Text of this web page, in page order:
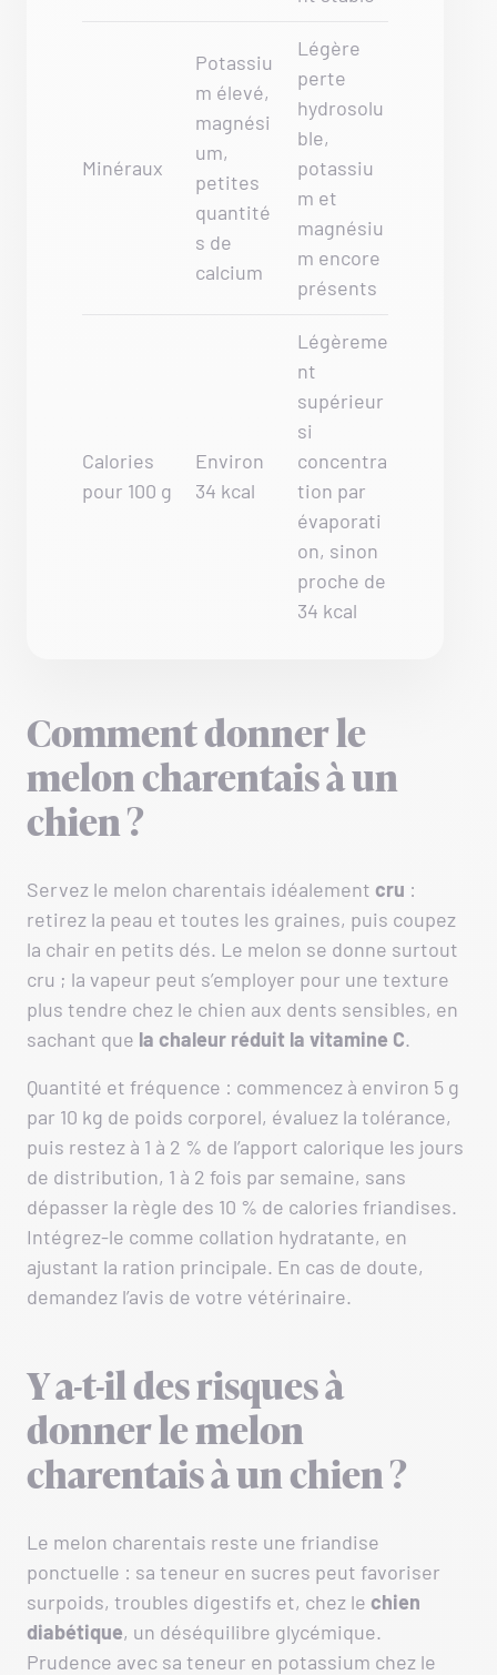
Minéraux
Potassiu
m élevé,
magnési
um,
petites
quantité
s de
calcium
Légère
perte
hydrosolu
ble,
potassiu
m et
magnésiu
m encore
présents
Calories
pour 100 g
Environ
34 kcal
Légèreme
nt
supérieur
si
concentra
tion par
évaporati
on, sinon
proche de
34 kcal
Comment donner le
melon charentais à un
chien ?
Servez le melon charentais idéalement cru :
retirez la peau et toutes les graines, puis coupez
la chair en petits dés. Le melon se donne surtout
cru ; la vapeur peut s’employer pour une texture
plus tendre chez le chien aux dents sensibles, en
sachant que la chaleur réduit la vitamine C.
Quantité et fréquence : commencez à environ 5 g
par 10 kg de poids corporel, évaluez la tolérance,
puis restez à 1 à 2 % de l’apport calorique les jours
de distribution, 1 à 2 fois par semaine, sans
dépasser la règle des 10 % de calories friandises.
Intégrez-le comme collation hydratante, en
ajustant la ration principale. En cas de doute,
demandez l’avis de votre vétérinaire.
Y a-t-il des risques à
donner le melon
charentais à un chien ?
Le melon charentais reste une friandise
ponctuelle : sa teneur en sucres peut favoriser
surpoids, troubles digestifs et, chez le chien
diabétique, un déséquilibre glycémique.
Prudence avec sa teneur en potassium chez le